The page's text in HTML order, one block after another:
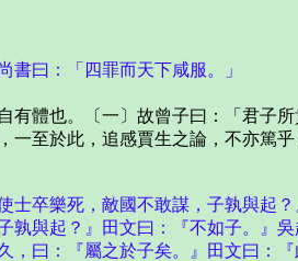
曰：「四罪而天下咸服。」
體也。〔一〕故曾子曰：「君子
至於此，追感賈生之論，不亦篤乎
卒樂死，敵國不敢謀，子孰與起？
孰與起？』田文曰：『不如子。』
曰：『屬之於子矣。』田文曰：